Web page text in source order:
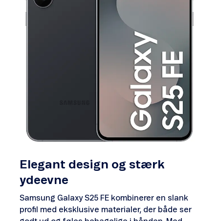
Elegant design og stærk
ydeevne
Samsung Galaxy S25 FE kombinerer en slank
profil med eksklusive materialer, der både ser